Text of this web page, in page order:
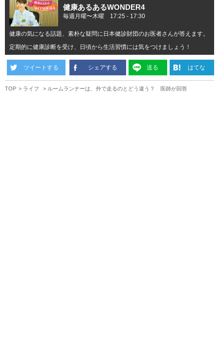
健康あるあるWONDER4
毎週月曜〜木曜 17:25 ‐ 17:30
健康の気になる話題、素朴な疑問に日本健診財団のお医者さんが答えます。
定期的に健康診断を受け、日頃から生活習慣には気をつけましょう！
ツイートする シェアする 送る はてな
TOP ライフ ルームランナーは、外で走るのとどう違う？ 医師が回答